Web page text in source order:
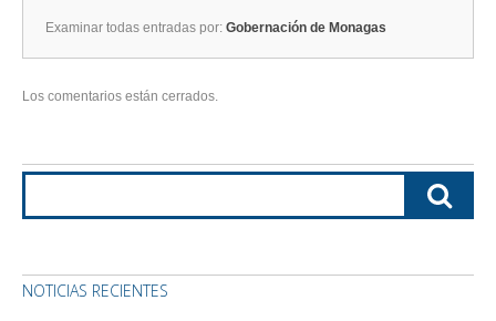
Examinar todas entradas por: Gobernación de Monagas
Los comentarios están cerrados.
NOTICIAS RECIENTES